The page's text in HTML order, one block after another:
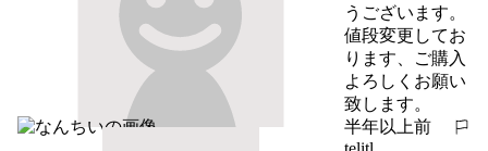
うございます。
値段変更してお
ります、ご購入
よろしくお願い
致します。
半年以上前
報告する